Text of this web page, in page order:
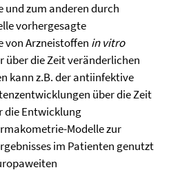
zum anderen durch
vorhergesagte
Arzneistoffen in vitro
über die Zeit veränderlichen
kann z.B. der antiinfektive
über die Zeit
die Entwicklung
Modelle zur
im Patienten genutzt